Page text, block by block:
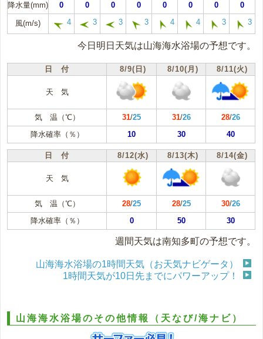
降水量(mm)
0 0 0 0 0 0 0 0
風(m/s) 4 3 3 3 4 4 3 3
今日明日天気は山海海水浴場の予想です。
日 付 8/9(日) 8/10(月) 8/11(火)
天 気
気 温（℃） 31/25 31/26 28/26
降水確率（％）
10 30 40
日 付 8/12(水) 8/13(木) 8/14(金)
天 気
気 温（℃） 28/25 28/25 30/26
降水確率（％）
0 50 30
週間天気は南知多町の予想です。
山海海水浴場の1時間天気（お天気ナビゲータ）
1時間天気が10日先までにパワーアップ！
山海海水浴場のその他情報（天なび/海ナビ）